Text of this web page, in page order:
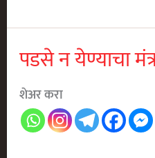
पडसे न येण्याचा
शेअर करा